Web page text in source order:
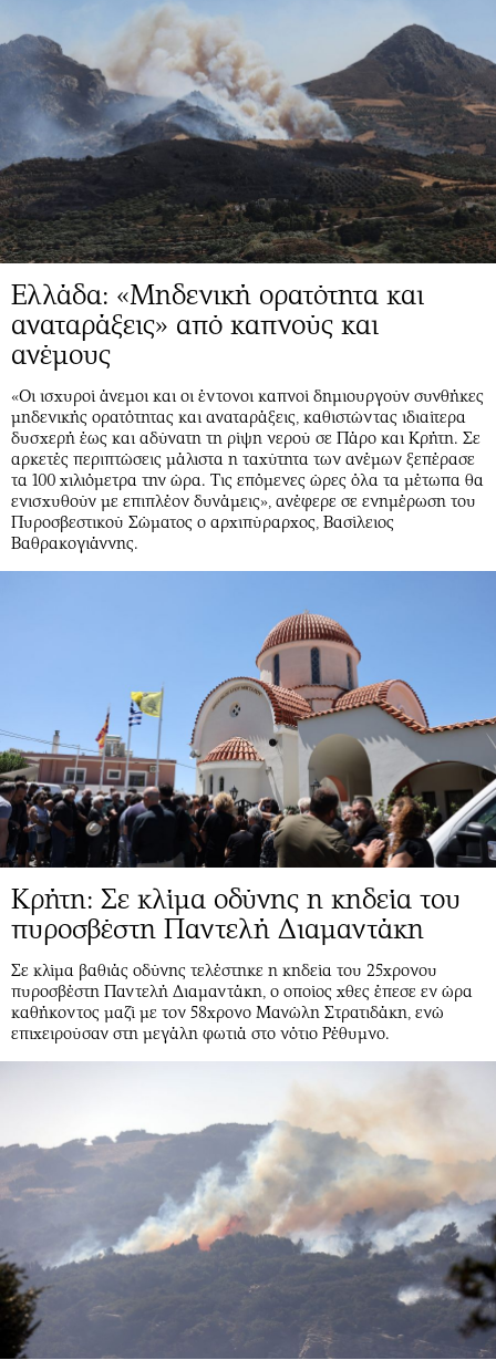
Ελλάδα: «Μηδενική ορατότητα και
αναταράξεις» από καπνούς και
ανέμους
«Οι ισχυροί άνεμοι και οι έντονοι καπνοί δημιουργούν συνθήκες
μηδενικής ορατότητας και αναταράξεις, καθιστώντας ιδιαίτερα
δυσχερή έως και αδύνατη τη ρίψη νερού σε Πάρο και Κρήτη. Σε
αρκετές περιπτώσεις μάλιστα η ταχύτητα των ανέμων ξεπέρασε
τα 100 χιλιόμετρα την ώρα. Τις επόμενες ώρες όλα τα μέτωπα θα
ενισχυθούν με επιπλέον δυνάμεις», ανέφερε σε ενημέρωση του
Πυροσβεστικού Σώματος ο αρχιπύραρχος, Βασίλειος
Βαθρακογιάννης.
Κρήτη: Σε κλίμα οδύνης η κηδεία του
πυροσβέστη Παντελή Διαμαντάκη
Σε κλίμα βαθιάς οδύνης τελέστηκε η κηδεία του 25χρονου
πυροσβέστη Παντελή Διαμαντάκη, ο οποίος χθες έπεσε εν ώρα
καθήκοντος μαζί με τον 58χρονο Μανώλη Στρατιδάκη, ενώ
επιχειρούσαν στη μεγάλη φωτιά στο νότιο Ρέθυμνο.